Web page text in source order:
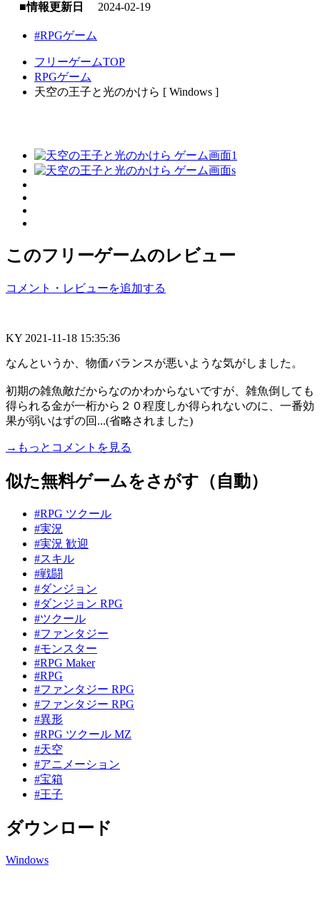
■情報更新日
2024-02-19
#RPGゲーム
フリーゲームTOP
RPGゲーム
天空の王子と光のかけら [ Windows ]
このフリーゲームのレビュー
コメント・レビューを追加する
KY 2021-11-18 15:35:36
なんというか、物価バランスが悪いような気がしました。
初期の雑魚敵だからなのかわからないですが、雑魚倒しても
得られる金が一桁から２０程度しか得られないのに、一番効
果が弱いはずの回...(省略されました)
→もっとコメントを見る
似た無料ゲームをさがす（自動）
#RPG ツクール
#実況
#実況 歓迎
#スキル
#戦闘
#ダンジョン
#ダンジョン RPG
#ツクール
#ファンタジー
#モンスター
#RPG Maker
#RPG
#ファンタジー RPG
#ファンタジー RPG
#異形
#RPG ツクール MZ
#天空
#アニメーション
#宝箱
#王子
ダウンロード
Windows